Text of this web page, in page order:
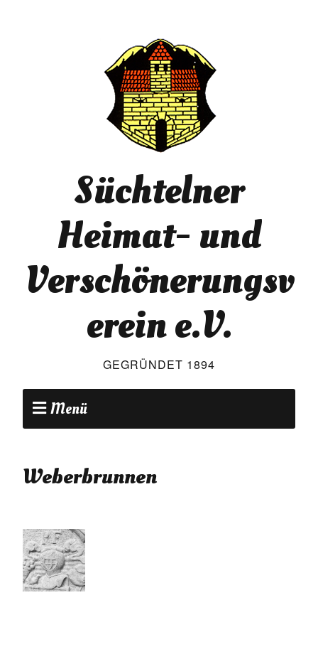
Süchtelner
Heimat- und
Verschönerungsv
erein e.V.
GEGRÜNDET 1894
Menü
Weberbrunnen